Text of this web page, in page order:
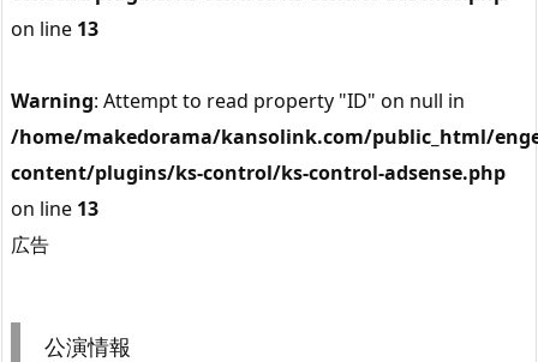
on line 13
Warning: Attempt to read property "ID" on null in
/home/makedorama/kansolink.com/public_html/
content/plugins/ks-control/ks-control-adsense.php
on line 13
広告
公演情報